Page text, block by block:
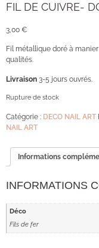
FIL DE CUIVRE-
3,00 €
Fil métallique doré à
qualités.
Livraison 3-5 jours ouvrés.
Rupture de stock
Catégorie : DECO NAIL ART
NAIL ART
Informations
INFORMATIONS
Déco
Fils de fer